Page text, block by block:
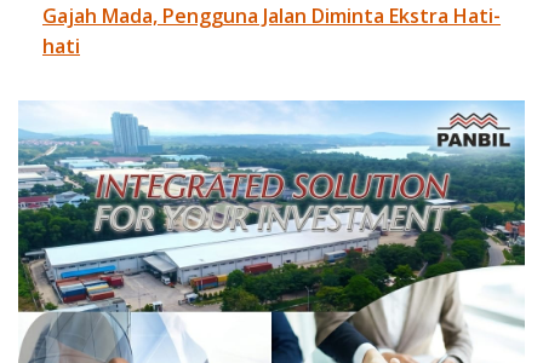
Gajah Mada, Pengguna Jalan Diminta Ekstra Hati-
hati